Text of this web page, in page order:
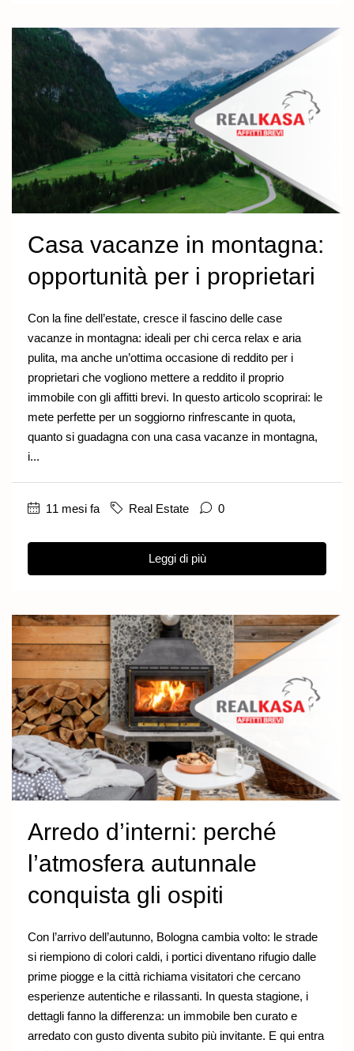
Casa vacanze in montagna:
opportunità per i proprietari
Con la fine dell’estate, cresce il fascino delle case
vacanze in montagna: ideali per chi cerca relax e aria
pulita, ma anche un’ottima occasione di reddito per i
proprietari che vogliono mettere a reddito il proprio
immobile con gli affitti brevi. In questo articolo scoprirai: le
mete perfette per un soggiorno rinfrescante in quota,
quanto si guadagna con una casa vacanze in montagna,
i...
11 mesi fa Real Estate 0
Leggi di più
Arredo d’interni: perché
l’atmosfera autunnale
conquista gli ospiti
Con l’arrivo dell’autunno, Bologna cambia volto: le strade
si riempiono di colori caldi, i portici diventano rifugio dalle
prime piogge e la città richiama visitatori che cercano
esperienze autentiche e rilassanti. In questa stagione, i
dettagli fanno la differenza: un immobile ben curato e
arredato con gusto diventa subito più invitante. E qui entra